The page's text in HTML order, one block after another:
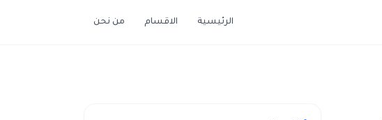
الرئيسية الاقسام من نحن